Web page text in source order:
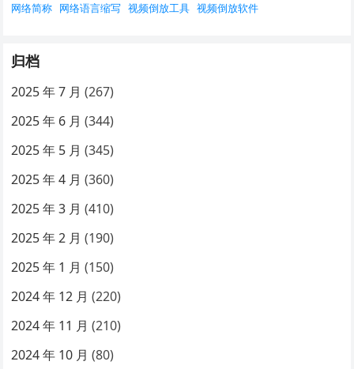
网络简称 网络语言缩写 视频倒放工具 视频倒放软件
归档
2025 年 7 月 (267)
2025 年 6 月 (344)
2025 年 5 月 (345)
2025 年 4 月 (360)
2025 年 3 月 (410)
2025 年 2 月 (190)
2025 年 1 月 (150)
2024 年 12 月 (220)
2024 年 11 月 (210)
2024 年 10 月 (80)